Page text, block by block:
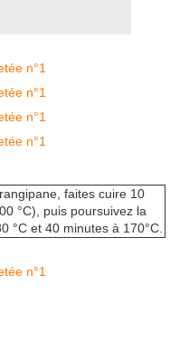
faites cuire 10
°C), puis poursuivez la
°C et 40 minutes à 170°C.